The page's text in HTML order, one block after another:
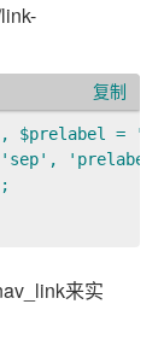
'', $prelabel
复制
来实